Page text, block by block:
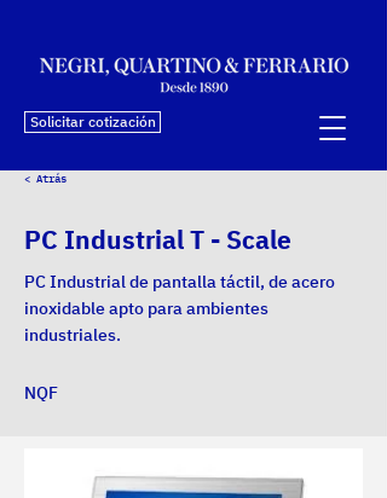
Solicitar cotización
< Atrás
PC Industrial T - Scale
PC Industrial de pantalla táctil, de acero
inoxidable apto para ambientes
industriales.
NQF